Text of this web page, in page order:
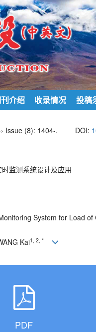
介绍 收录情况 投稿
Issue (8): 1404-. DOI:
监测系统设计及应用
System for Load of
Kai1, 2, *
PDF